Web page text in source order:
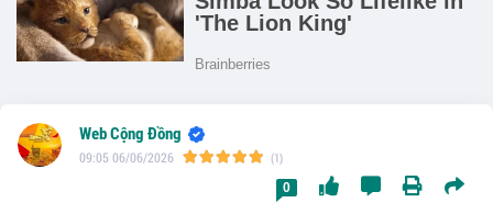
Web Cộng Đồng
09:05 06/06/2026 (1)
0